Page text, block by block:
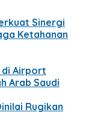
Sinergi
Ketahanan
di Airport
Arab Saudi
Rugikan